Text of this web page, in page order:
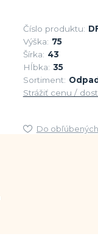
Číslo produktu:
Výška: 75
Šírka: 43
Hĺbka: 35
Sortiment:
Strážiť cenu /
Do obľúbených